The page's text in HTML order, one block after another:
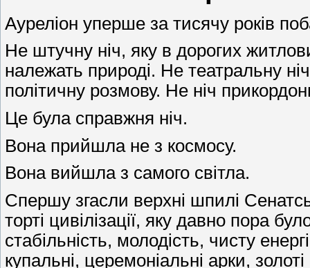
Ауреліон уперше за тисячу років
Не штучну ніч, яку в дорогих
належать природі. Не театральну
політичну розмову. Не ніч
Це була справжня ніч.
Вона прийшла не з космосу.
Вона вийшла з самого світла.
Спершу згасли верхні шпилі
торті цивілізації, яку давно пора
стабільність, молодість, чисту
купальні, церемоніальні арки,